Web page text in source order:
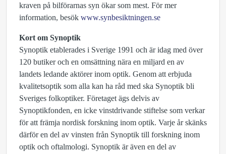
kraven på bilförarnas syn ökar som mest. För mer
information, besök www.synbesiktningen.se
Kort om Synoptik
Synoptik etablerades i Sverige 1991 och är idag med över
120 butiker och en omsättning nära en miljard en av
landets ledande aktörer inom optik. Genom att erbjuda
kvalitetsoptik som alla kan ha råd med ska Synoptik bli
Sveriges folkoptiker. Företaget ägs delvis av
Synoptikfonden, en icke vinstdrivande stiftelse som verkar
för att främja nordisk forskning inom optik. Varje år skänks
därför en del av vinsten från Synoptik till forskning inom
optik och oftalmologi. Synoptik är även en del av